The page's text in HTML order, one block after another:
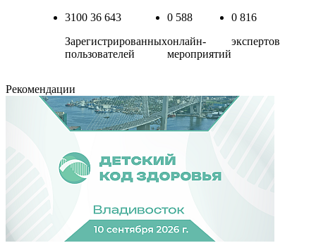
3100 36 643
Зарегистрированных
пользователей
0 588
онлайн-
мероприятий
0 816
экспертов
Рекомендации